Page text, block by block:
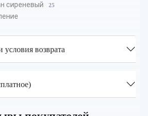
сиреневый 25
условия возврата